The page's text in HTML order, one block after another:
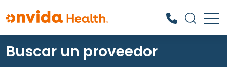
¿Qué podemos ayudarle a
encontrar?
Buscar un proveedor